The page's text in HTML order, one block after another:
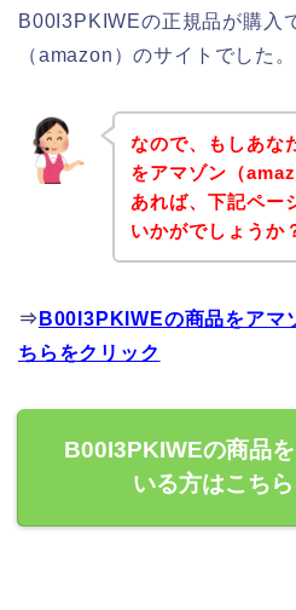
B00I3PKIWEの正規品が購入
（amazon）のサイトでした。
なので、もしあな
をアマゾン（
あれば、下記ペー
いかがでしょうか
⇒ B00I3PKIWEの商品をアマ
ちらをクリック
B00I3PKIWEの商品
いる方はこち